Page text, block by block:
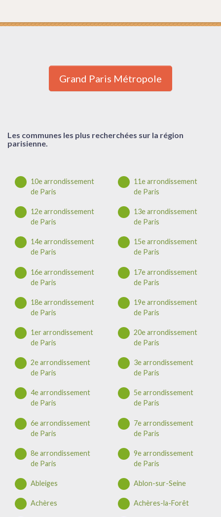
Grand Paris Métropole
Les communes les plus recherchées sur la région
parisienne.
10e arrondissement
de Paris
11e arrondissement
de Paris
12e arrondissement
de Paris
13e arrondissement
de Paris
14e arrondissement
de Paris
15e arrondissement
de Paris
16e arrondissement
de Paris
17e arrondissement
de Paris
18e arrondissement
de Paris
19e arrondissement
de Paris
1er arrondissement
de Paris
20e arrondissement
de Paris
2e arrondissement
de Paris
3e arrondissement
de Paris
4e arrondissement
de Paris
5e arrondissement
de Paris
6e arrondissement
de Paris
7e arrondissement
de Paris
8e arrondissement
de Paris
9e arrondissement
de Paris
Ableiges Ablon-sur-Seine
Achères Achères-la-Forêt